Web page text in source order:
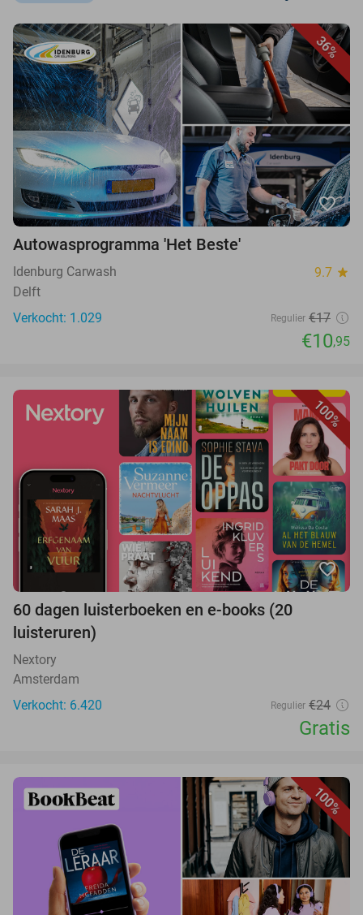
36%
favorite_border
Autowasprogramma 'Het Beste'
Idenburg Carwash 9.7 star
Delft
Verkocht: 1.029
Regulier €17
€10,95
100%
favorite_border
60 dagen luisterboeken en e-books (20
luisteruren)
Nextory
Amsterdam
Verkocht: 6.420
Regulier €24
Gratis
100%